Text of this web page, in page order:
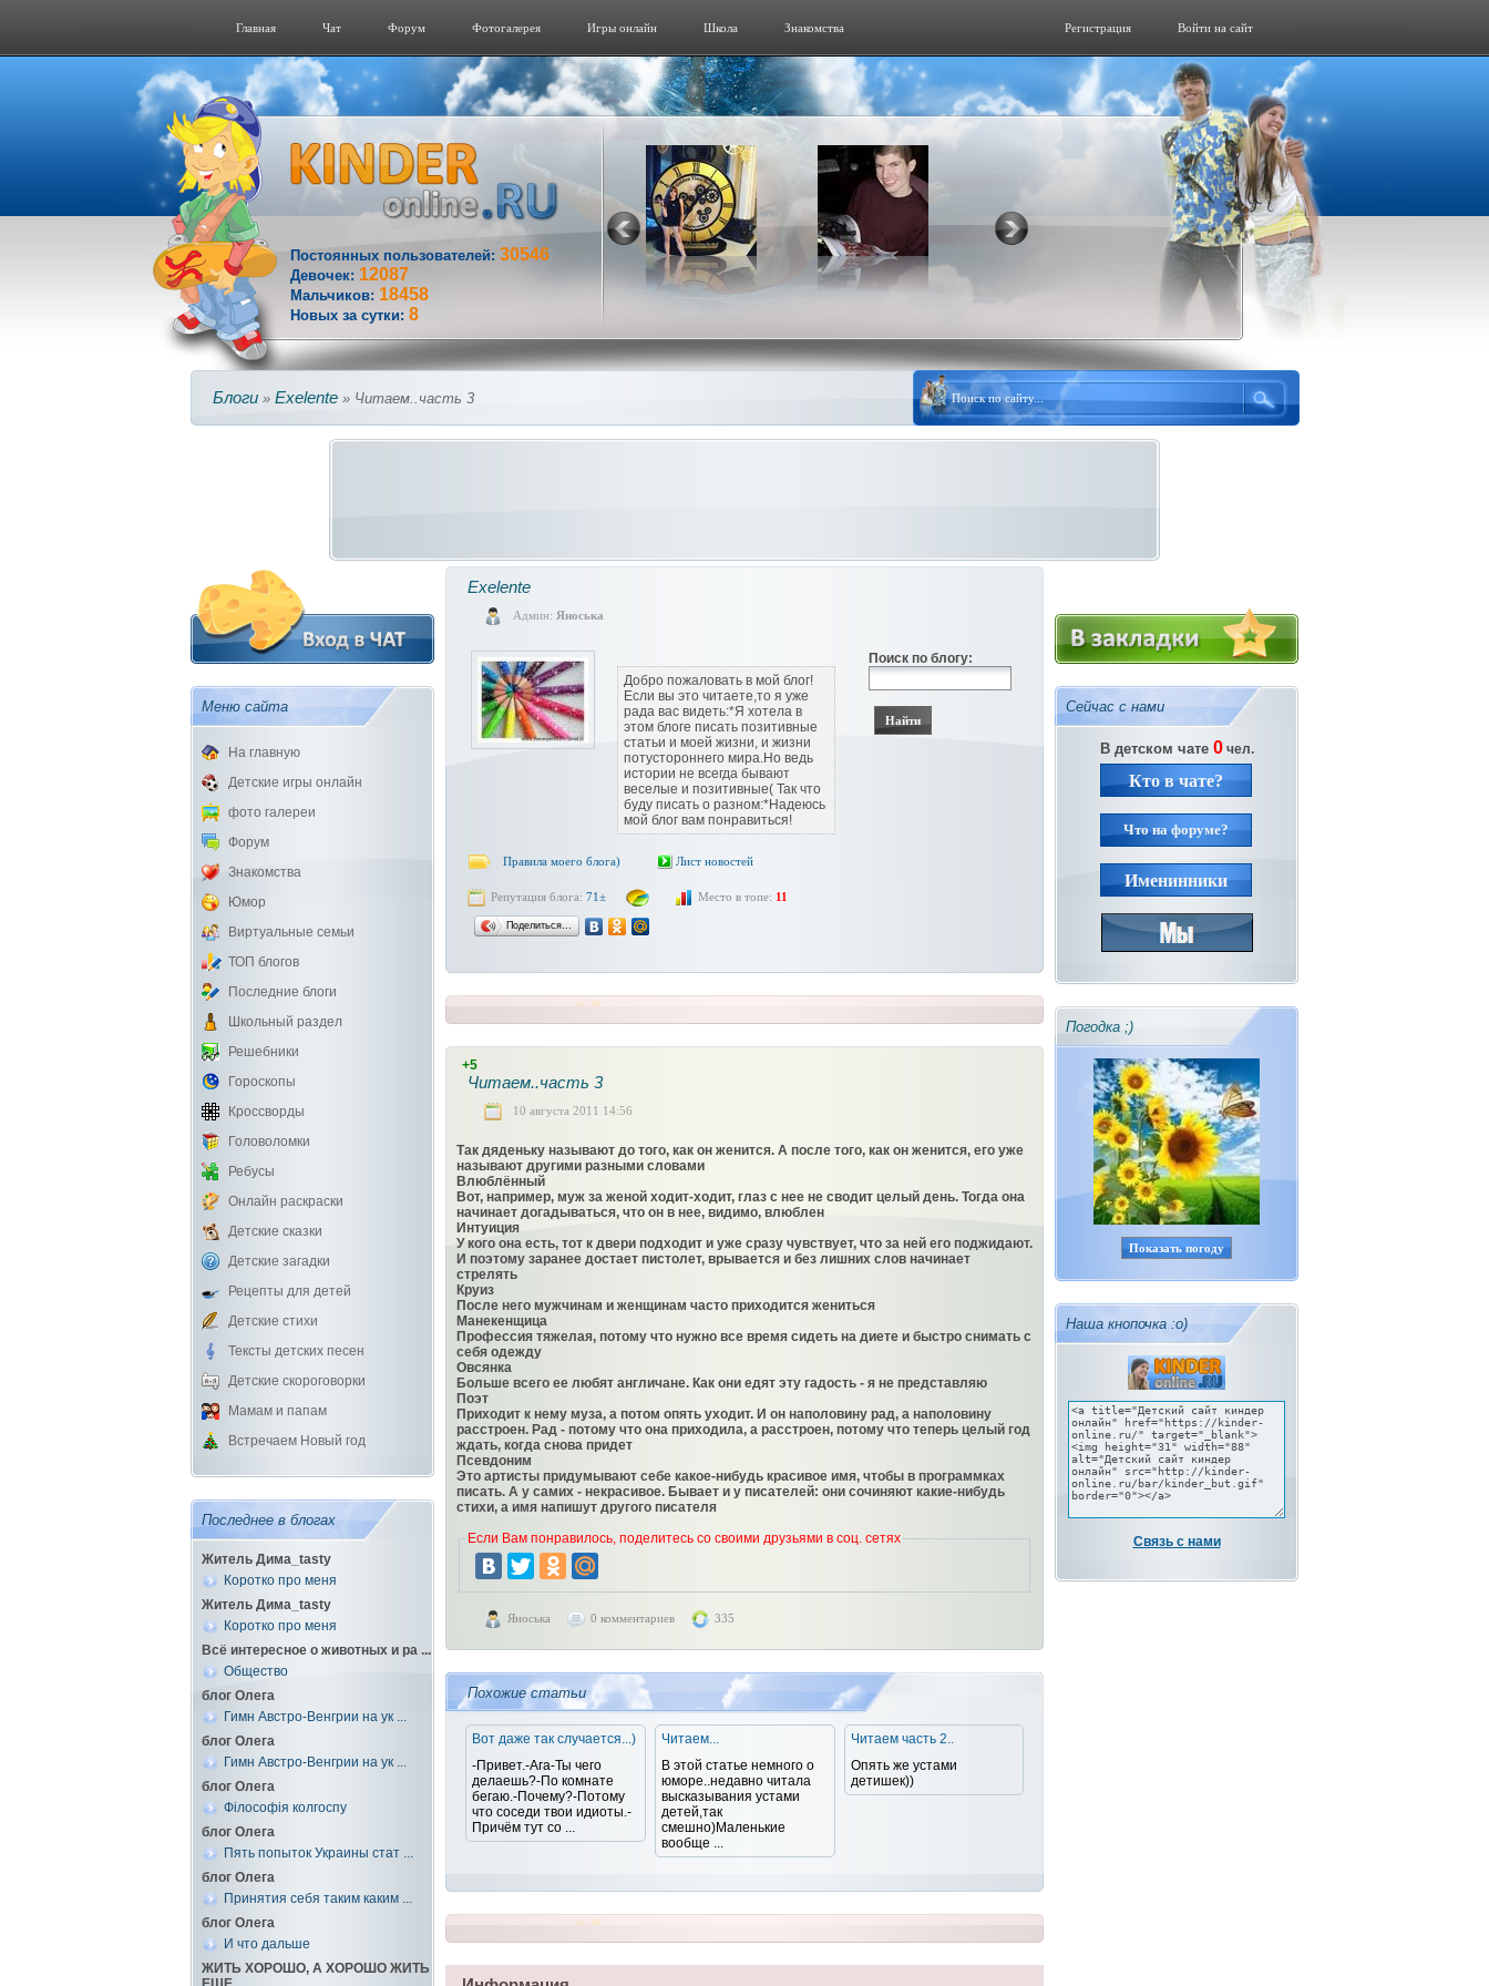
Главная Чат Форум Фотогалерeя Игры онлайн Школа Знакомства Войти на сайт
Регистрация
Постоянных пользователей: 30546
Девочек: 12087
Мальчиков: 18458
Новых за сутки: 8
Блоги » Exelente » Читаем..часть 3
Меню сайта
На главную
Детские игры онлайн
фото галереи
Форум
Знакомства
Юмор
Виртуальные семьи
ТОП блогов
Последние блоги
Школьный раздел
Решебники
Гороскопы
Кроссворды
Головоломки
Ребусы
Онлайн раскраски
Детские сказки
Детские загадки
Рецепты для детей
Детские стихи
Тексты детских песен
Детские скороговорки
Мамам и папам
Встречаем Новый год
Последнее в блогах
Житель Дима_tasty
Коротко про меня
Житель Дима_tasty
Коротко про меня
Всё интересное о животных и ра ...
Общество
блог Олега
Гимн Австро-Венгрии на ук ...
блог Олега
Гимн Австро-Венгрии на ук ...
блог Олега
Філософія колгоспу
блог Олега
Пять попыток Украины стат ...
блог Олега
Принятия себя таким каким ...
блог Олега
И что дальше
ЖИТЬ ХОРОШО, А ХОРОШО ЖИТЬ
Exelente
Админ: Яноська
Добро пожаловать в мой блог!
Если вы это читаете,то я уже
рада вас видеть:*Я хотела в
этом блоге писать позитивные
статьи и моей жизни, и жизни
потустороннего мира.Но ведь
истории не всегда бывают
веселые и позитивные( Так что
буду писать о разном:*Надеюсь
мой блог вам понравиться!
Поиск по блогу:
Правила моего блога) Лист новостей
Репутация блога: 71± Место в топе: 11
Поделиться…
+5
Читаем..часть 3
10 августа 2011 14:56
Так дяденьку называют до того, как он женится. А после того, как он женится, его уже
называют другими разными словами
Влюблённый
Вот, например, муж за женой ходит-ходит, глаз с нее не сводит целый день. Тогда она
начинает догадываться, что он в нее, видимо, влюблен
Интуиция
У кого она есть, тот к двери подходит и уже сразу чувствует, что за ней его поджидают.
И поэтому заранее достает пистолет, врывается и без лишних слов начинает
стрелять
Круиз
После него мужчинам и женщинам часто приходится жениться
Манекенщица
Профессия тяжелая, потому что нужно все время сидеть на диете и быстро снимать с
себя одежду
Овсянка
Больше всего ее любят англичане. Как они едят эту гадость - я не представляю
Поэт
Приходит к нему муза, а потом опять уходит. И он наполовину рад, а наполовину
расстроен. Рад - потому что она приходила, а расстроен, потому что теперь целый год
ждать, когда снова придет
Псевдоним
Это артисты придумывают себе какое-нибудь красивое имя, чтобы в программках
писать. А у самих - некрасивое. Бывает и у писателей: они сочиняют какие-нибудь
стихи, а имя напишут другого писателя
Если Вам понравилось, поделитесь со своими друзьями в соц. сетях
Яноська 0 комментариев 335
Похожие статьи
Вот даже так случается...)
-Привет.-Ага-Ты чего
делаешь?-По комнате
бегаю.-Почему?-Потому
что соседи твои идиоты.-
Причём тут со ...
Читаем...
В этой статье немного о
юморе..недавно читала
высказывания устами
детей,так
смешно)Маленькие
вообще ...
Читаем часть 2..
Опять же устами
детишек))
Сейчас с нами
В детском чате 0чел.
Кто в чате?
Что на форуме?
Именинники
Погодка ;)
Показать погоду
Наша кнопочка :о)
Связь с нами